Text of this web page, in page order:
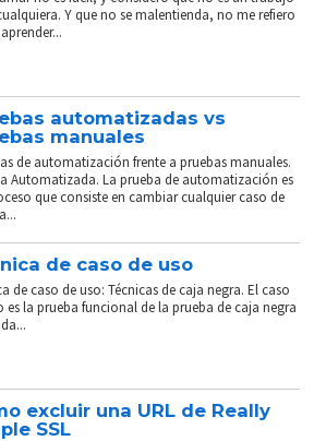
Y que no se malentienda, no me refiero
automatizadas vs
manuales
de automatización frente a pruebas manuales.
Automatizada. La prueba de automatización es
que consiste en cambiar cualquier caso de
de caso de uso
de caso de uso: Técnicas de caja negra. El caso
es la prueba funcional de la prueba de caja negra
excluir una URL de Really
SSL